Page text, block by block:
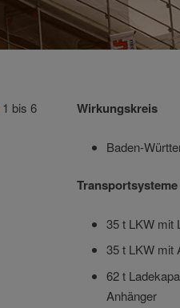
1 bis 6
Wirkungskreis
Baden-
Transportsysteme
35 t LKW mit
35 t LKW mit
62 t
Anhänger